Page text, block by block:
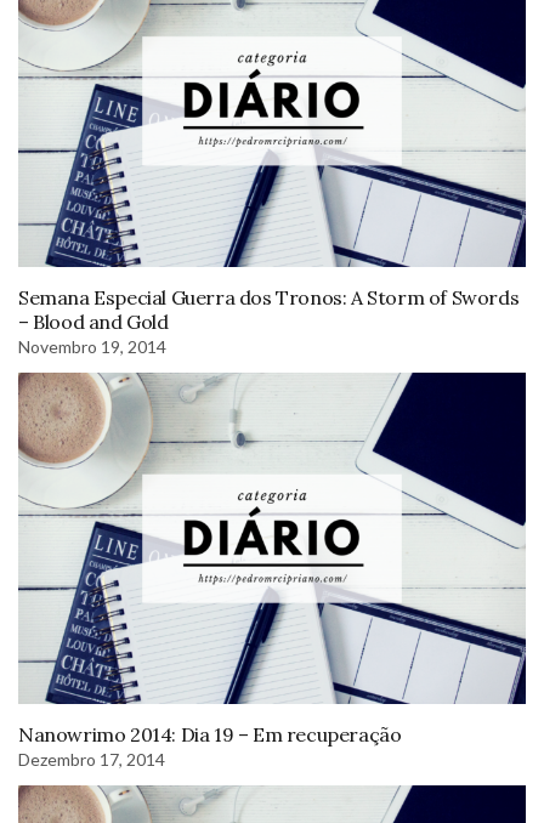
Semana Especial Guerra dos Tronos: A Storm of Swords
– Blood and Gold
Novembro 19, 2014
Nanowrimo 2014: Dia 19 – Em recuperação
Dezembro 17, 2014